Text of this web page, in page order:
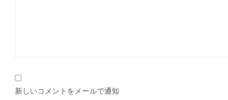
新しいコメントをメールで通知